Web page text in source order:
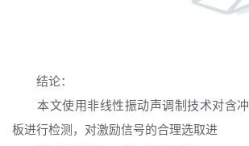
结论：
本文使用非线性振动声调制技术对含冲
板进行检测，对激励信号的合理选取进